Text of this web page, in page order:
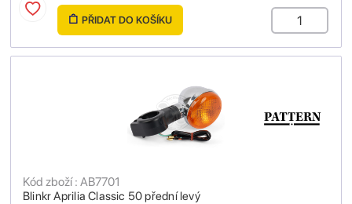
PŘIDAT DO KOŠÍKU
Blinkr Aprilia Classic 50 přední levý
Kód zboží : AB7701